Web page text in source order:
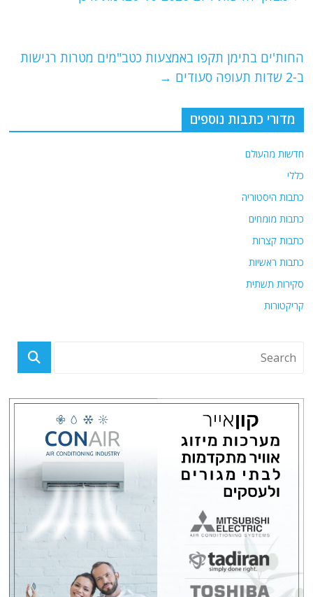
p
o
החות'ים בתימן תקפו באמצעות כטב"מים מטרות רגישות
ב-2 שדות תעופה סעודים
→
מדורי כתבות נוספים
חדשות מהעולם
כללי
כתבות היסטוריה
כתבות מומחים
כתבות קצרות
כתבות ראשיות
סקירות תשתית
קריקטורות